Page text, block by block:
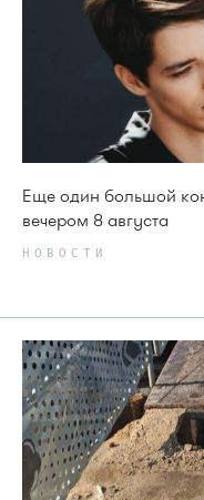
Еще один большой
вечером 8 августа
НОВОСТИ